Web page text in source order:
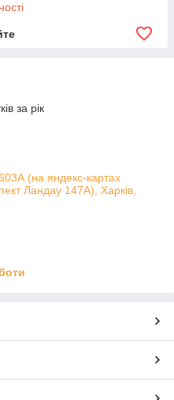
за рік
(на яндекс-картах
Ландау 147А), Харків,